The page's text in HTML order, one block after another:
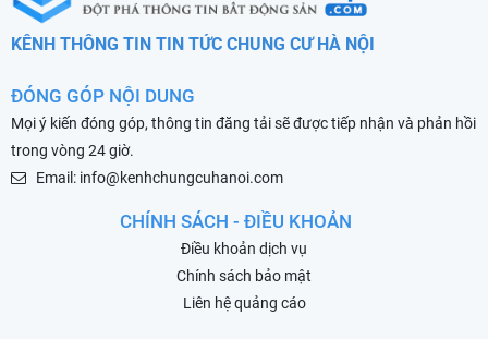
KÊNH THÔNG TIN TIN TỨC CHUNG CƯ HÀ NỘI
ĐÓNG GÓP NỘI DUNG
Mọi ý kiến đóng góp, thông tin đăng tải sẽ được tiếp nhận và phản hồi
trong vòng 24 giờ.
Email: info@kenhchungcuhanoi.com
CHÍNH SÁCH - ĐIỀU KHOẢN
Điều khoản dịch vụ
Chính sách bảo mật
Liên hệ quảng cáo